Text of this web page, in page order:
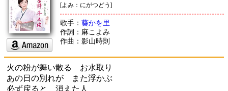
[よみ：にがつどう]
歌手： 葵かを里
作詞：麻こよみ
作曲：影山時則
火の粉が舞い散る お水取り
あの日の別れが また浮かぶ
必ず戻ると 消えた人